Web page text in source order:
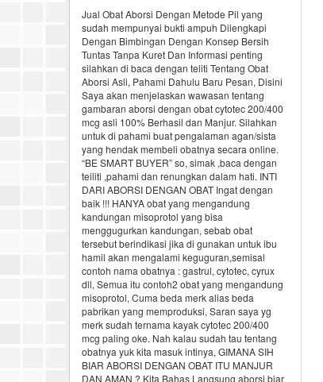
Jual Obat Aborsi Dengan Metode Pil yang
sudah mempunyai bukti ampuh Dilengkapi
Dengan Bimbingan Dengan Konsep Bersih
Tuntas Tanpa Kuret Dan Informasi penting
silahkan di baca dengan teliti Tentang Obat
Aborsi Asli, Pahami Dahulu Baru Pesan, Disini
Saya akan menjelaskan wawasan tentang
gambaran aborsi dengan obat cytotec 200/400
mcg asli 100% Berhasil dan Manjur. Silahkan
untuk di pahami buat pengalaman agan/sista
yang hendak membeli obatnya secara online.
“BE SMART BUYER” so, simak ,baca dengan
teiliti ,pahami dan renungkan dalam hati. INTI
DARI ABORSI DENGAN OBAT Ingat dengan
baik !!! HANYA obat yang mengandung
kandungan misoprotol yang bisa
menggugurkan kandungan, sebab obat
tersebut berindikasi jika di gunakan untuk ibu
hamil akan mengalami keguguran,semisal
contoh nama obatnya : gastrul, cytotec, cyrux
dll, Semua itu contoh2 obat yang mengandung
misoprotol, Cuma beda merk alias beda
pabrikan yang memproduksi, Saran saya yg
merk sudah ternama kayak cytotec 200/400
mcg paling oke. Nah kalau sudah tau tentang
obatnya yuk kita masuk intinya, GIMANA SIH
BIAR ABORSI DENGAN OBAT ITU MANJUR
DAN AMAN ? Kita Bahas Langsung aborsi biar